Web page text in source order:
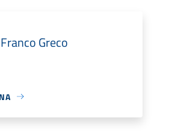
Franco Greco